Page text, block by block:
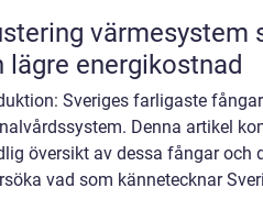
värmesystem så får du jämn värme
lägre energikostnad
Sveriges farligaste
Denna artikel
översikt av dessa fångar och
vad som kännetecknar